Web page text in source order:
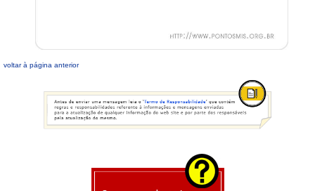
voltar à página anterior